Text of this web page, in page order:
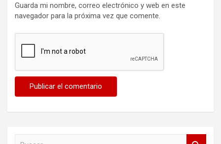
Guarda mi nombre, correo electrónico y web en este
navegador para la próxima vez que comente.